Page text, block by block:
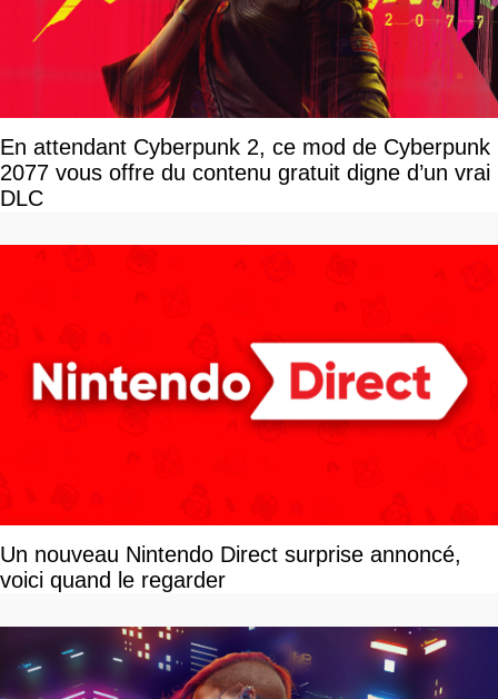
En attendant Cyberpunk 2, ce mod de Cyberpunk
2077 vous offre du contenu gratuit digne d’un vrai
DLC
Un nouveau Nintendo Direct surprise annoncé,
voici quand le regarder